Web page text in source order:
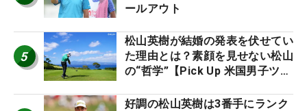
ールアウト
5
松山英樹が結婚の発表を伏せてい
た理由とは？素顔を見せない松山
の“哲学”【Pick Up 米国男子ツア
好調の松山英樹は3番手にランク